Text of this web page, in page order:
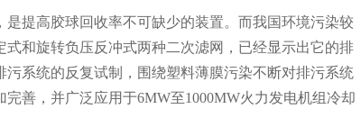
提高胶球回收率不可缺少的装置。而我国环境污染较
和旋转负压反冲式两种二次滤网，已经显示出它的排
系统的反复试制，围绕塑料薄膜污染不断对排污系统
善，并广泛应用于6MW至1000MW火力发电机组冷却